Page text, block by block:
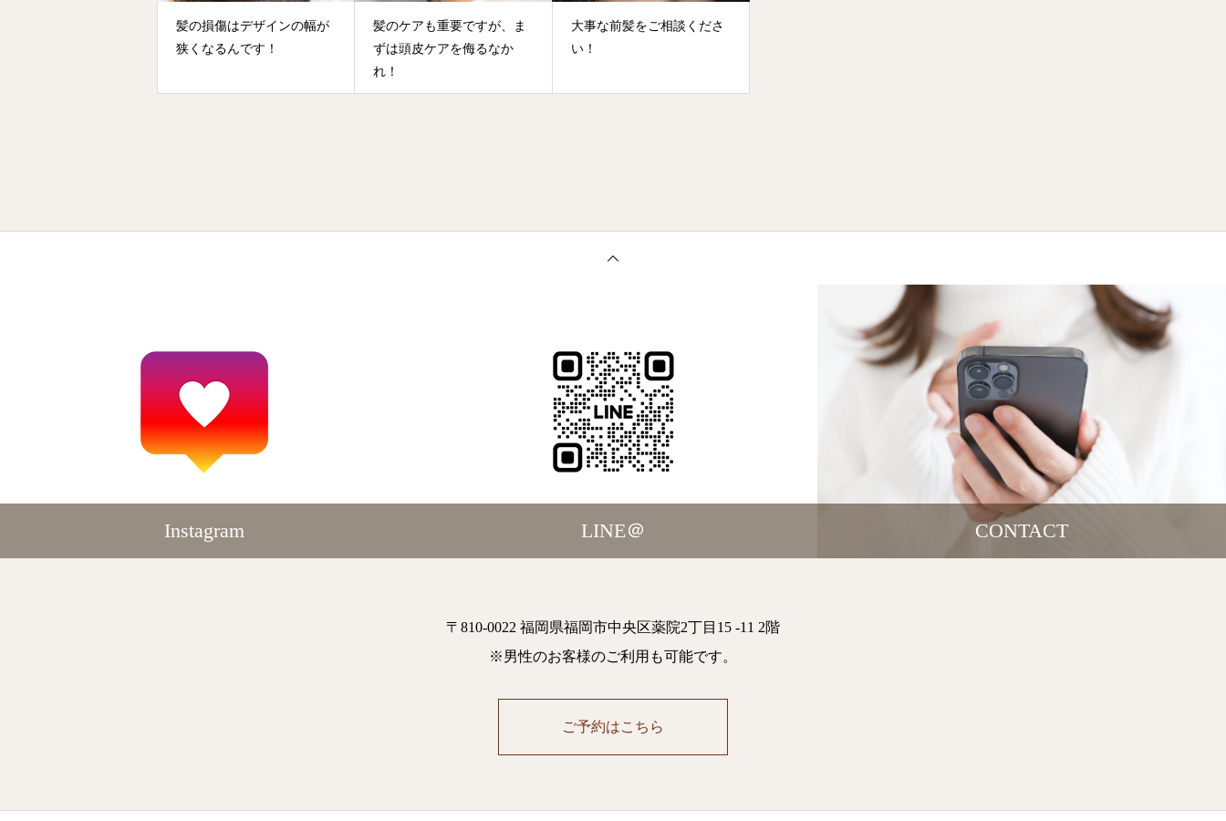
髪の損傷はデザインの幅が
狭くなるんです！
髪のケアも重要ですが、ま
ずは頭皮ケアを侮るなか
れ！
大事な前髪をご相談くださ
い！
Instagram LINE＠ CONTACT
〒810-0022 福岡県福岡市中央区薬院2丁目15 -11 2階
※男性のお客様のご利用も可能です。
ご予約はこちら